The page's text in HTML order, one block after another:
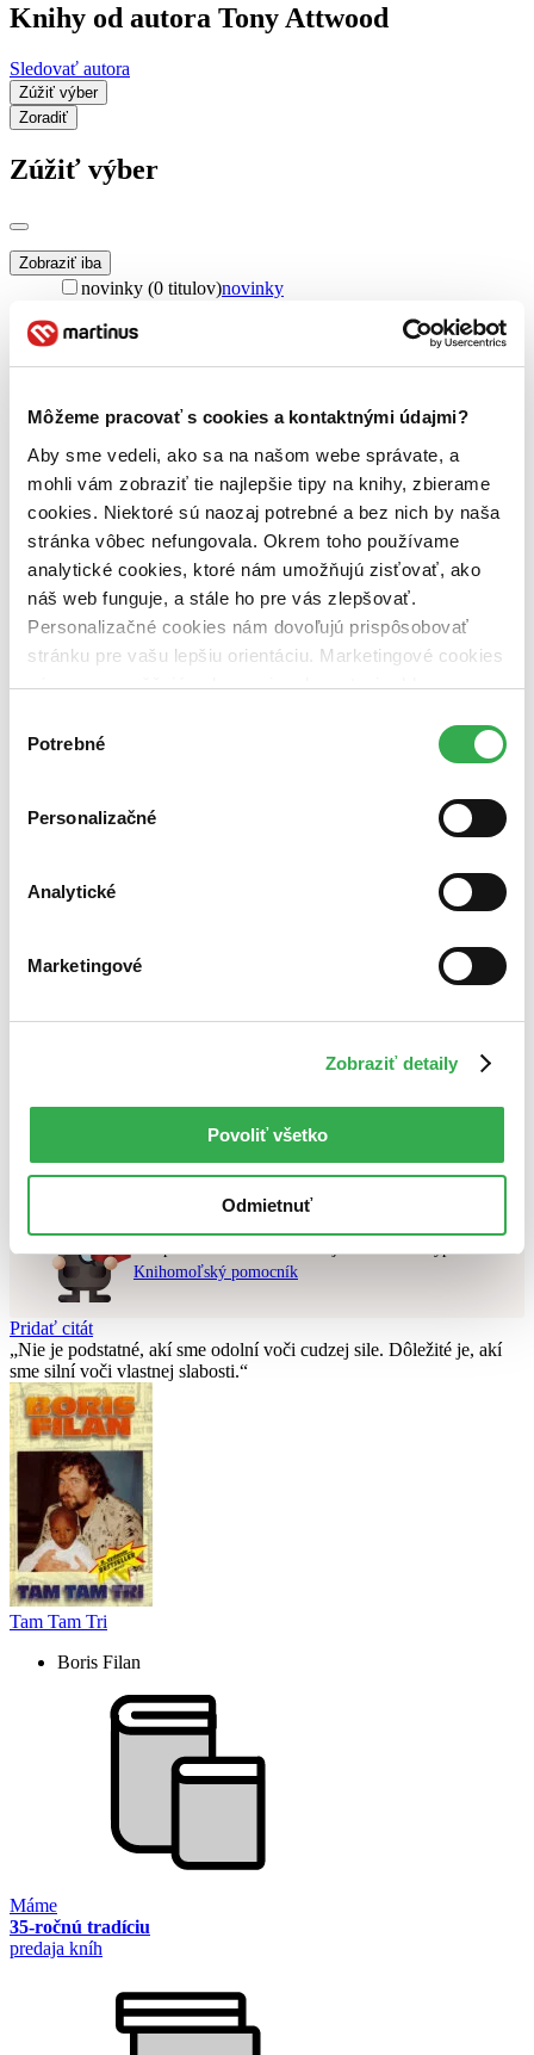
Môžeme pracovať s cookies a kontaktnými údajmi?
Aby sme vedeli, ako sa na našom webe správate, a
mohli vám zobraziť tie najlepšie tipy na knihy, zbierame
cookies. Niektoré sú naozaj potrebné a bez nich by naša
stránka vôbec nefungovala. Okrem toho používame
analytické cookies, ktoré nám umožňujú zisťovať, ako
náš web funguje, a stále ho pre vás zlepšovať.
Personalizačné cookies nám dovoľujú prispôsobovať
stránku pre vašu lepšiu orientáciu. Marketingové cookies
nám zas umožňujú zobrazenie relevantnej reklamy.
nám pomohlo, keby sme mohli používať všetky tieto
súhlasu
Potrebné
Personalizačné
Analytické
Marketingové
Zobraziť detaily
Povoliť všetko
Odmietnuť
Knihy od autora Tony Attwood
Sledovať autora
Zúžiť výber
Zoradiť
Zúžiť výber
Zobraziť iba
novinky (0 titulov)novinky
pripravujeme (0 titulov)pripravujeme
dostupná (bez vypredaných) (0 titulov)dostupná (bez
vypredaných)
Nové / čítané
nová (0 titulov)nová
čítaná (0 titulov)čítaná
čítaná - výborný stav (0 titulov)
čítaná - výborný stav
čítaná - mierne opotrebovaná (0 titulov)
opotrebovaná
čítané verzie vypredaných kníh (0 titulov)čítané verzie
Bestsellery
Top hodnotené
Najlacnejšie
Skúste prosím zmeniť vyhľadávaný výraz.
Knihomoľský pomocník
Pridať citát
Nie je podstatné, akí sme odolní voči cudzej sile. Dôležité je, akí
sme silní voči vlastnej slabosti.
Tam Tam Tri
Boris Filan
Máme
35-ročnú tradíciu
predaja kníh